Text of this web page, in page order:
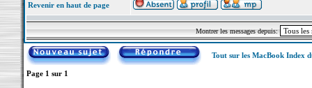
Revenir en haut de page
Montrer les messages depuis:
Tout sur les MacBook Index
Page 1 sur 1